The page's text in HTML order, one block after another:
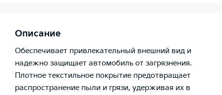
Описание
Обеспечивает привлекательный внешний вид и
надежно защищает автомобиль от загрязнения.
Плотное текстильное покрытие предотвращает
распространение пыли и грязи, удерживая их в